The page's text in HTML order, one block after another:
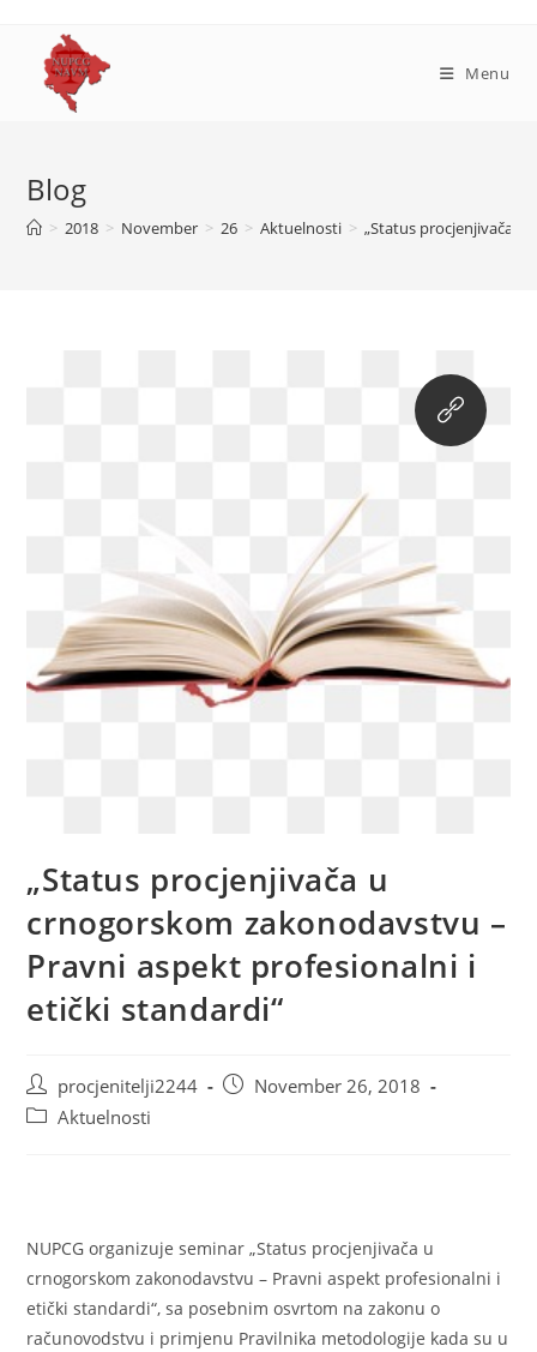
content
Menu
Blog
> 2018 > November > 26 > Aktuelnosti > „Status procjenjivača
„Status procjenjivača u
crnogorskom zakonodavstvu –
Pravni aspekt profesionalni i
etički standardi“
Post
author:
procjenitelji2244
PostNovember 26, 2018
PostAktuelnosti
NUPCG organizuje seminar „Status procjenjivača u
crnogorskom zakonodavstvu – Pravni aspekt profesionalni i
etički standardi“, sa posebnim osvrtom na zakonu o
računovodstvu i primjenu Pravilnika metodologije kada su u